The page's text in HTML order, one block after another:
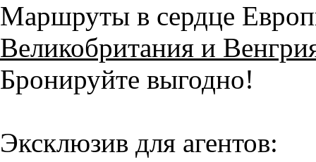
Маршруты в сердце
Великобритания и
Бронируйте выгодно!
Эксклюзив для агентов: